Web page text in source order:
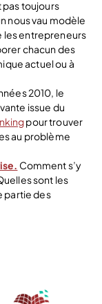
pas toujours
nous vau modèle
les entrepreneurs
chacun des
actuel ou à
2010, le
issue du
pour trouver
au problème
Comment s’y
sont les
partie des